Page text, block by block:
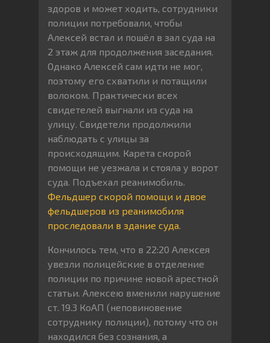
здоров и может ходить, сотрудники
полиции потребовали, чтобы
Алексей встал и пошёл в зал суда на
2 этаж для продолжения заседания.
Однако Алексей сам идти не мог,
поэтому его схватили и потащили
волоком. Практически всех
свидетелей выгнали из суда на
улицу. Свидетели продолжили
наблюдать с улицы за
происходящим. Карета скорой
помощи не уезжала и стояла у ворот
суда. Подъехал реанимобиль.
Фельдшер скорой помощи и двое
фельдшеров из реанимобиля
проследовали в здание суда.
Кончилось тем, что в 22:20 Алексея
увезли полицейские в отделение
полиции по причине новой арестной
статьи. Алексею вменили нарушение
ст. 19.3 КоАП (неповиновение
сотруднику полиции), потому что он
находился без сознания, а